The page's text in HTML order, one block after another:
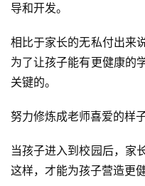
导和开发。
相比于家长的无私付出来
为了让孩子能有更健康的
关键的。
努力修炼成老师喜爱的样
当孩子进入到校园后，家
这样，才能为孩子营造更